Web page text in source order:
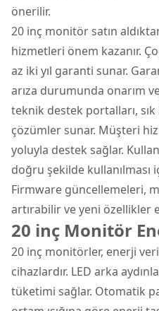
önerilir.
20 inç monitör satın
hizmetleri önem kazanır.
az iki yıl garanti sunar.
arıza durumunda onarım
teknik destek portalları,
çözümler sunar. Müşteri
yoluyla destek sağlar.
doğru şekilde kullanılması
Firmware güncellemeleri,
artırabilir ve yeni özellikler
20 inç Monitör
20 inç monitörler, enerji
cihazlardır. LED arka
tüketimi sağlar. Otomatik